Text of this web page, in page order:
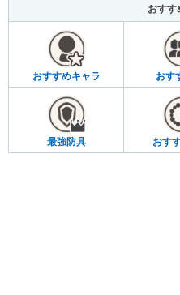
おすす
おすすめキャラ おす
最強防具 おす